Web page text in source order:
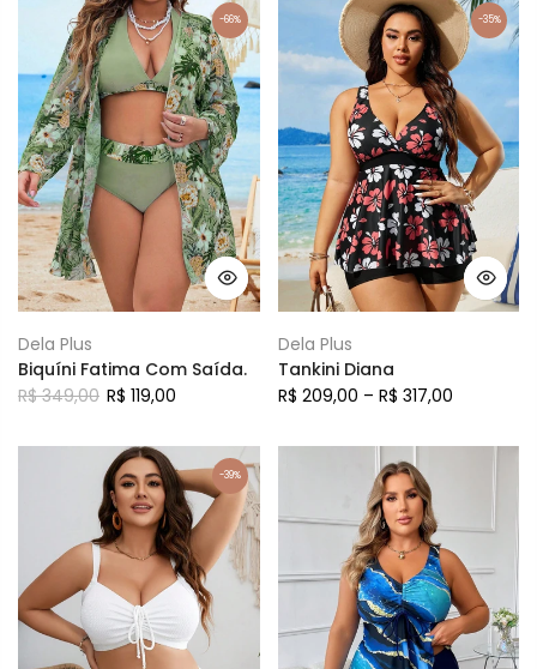
-66%
Dela Plus
Biquíni Fatima Com Saída.
R$ 349,00 R$ 119,00
-35%
Dela Plus
Tankini Diana
R$ 209,00 – R$ 317,00
-39%